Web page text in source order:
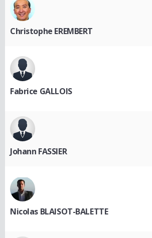
Christophe EREMBERT
Fabrice GALLOIS
Johann FASSIER
Nicolas BLAISOT-BALETTE